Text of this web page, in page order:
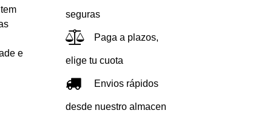
e
seguras
Paga a plazos,
elige tu cuota
Envios rápidos
desde nuestro almacen